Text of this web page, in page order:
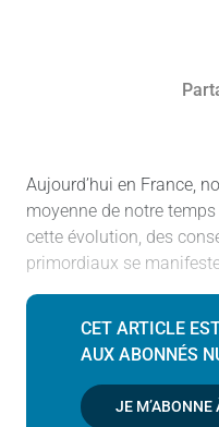
Aujourd’hui en France,
moyenne de notre
cette évolution, des
primordiaux se
CET ARTICLE
AUX ABONNÉS
JE M’ABONNE